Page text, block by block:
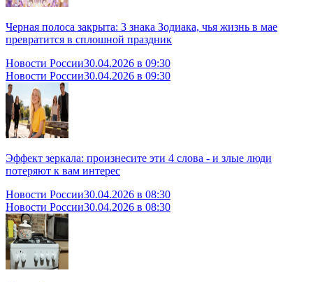
Черная полоса закрыта: 3 знака Зодиака, чья жизнь в мае
превратится в сплошной праздник
Новости России30.04.2026 в 09:30
Новости России30.04.2026 в 09:30
Эффект зеркала: произнесите эти 4 слова - и злые люди
потеряют к вам интерес
Новости России30.04.2026 в 08:30
Новости России30.04.2026 в 08:30